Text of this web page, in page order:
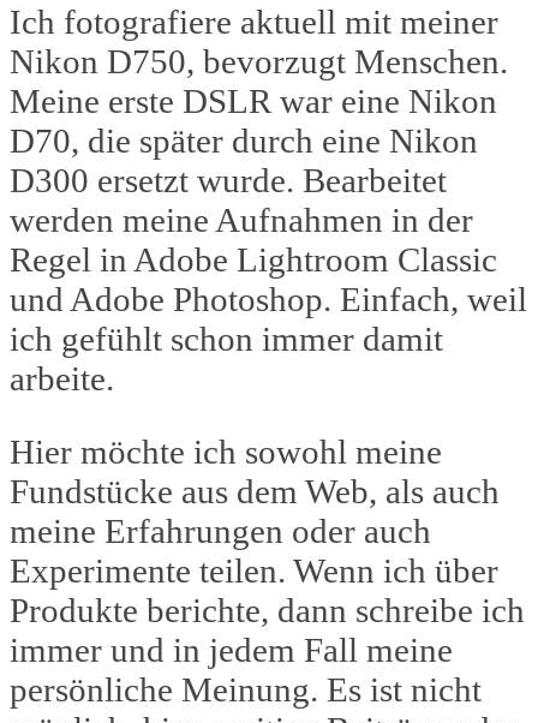
Ich fotografiere aktuell mit meiner
Nikon D750, bevorzugt Menschen.
Meine erste DSLR war eine Nikon
D70, die später durch eine Nikon
D300 ersetzt wurde. Bearbeitet
werden meine Aufnahmen in der
Regel in Adobe Lightroom Classic
und Adobe Photoshop. Einfach, weil
ich gefühlt schon immer damit
arbeite.
Hier möchte ich sowohl meine
Fundstücke aus dem Web, als auch
meine Erfahrungen oder auch
Experimente teilen. Wenn ich über
Produkte berichte, dann schreibe ich
immer und in jedem Fall meine
persönliche Meinung. Es ist nicht